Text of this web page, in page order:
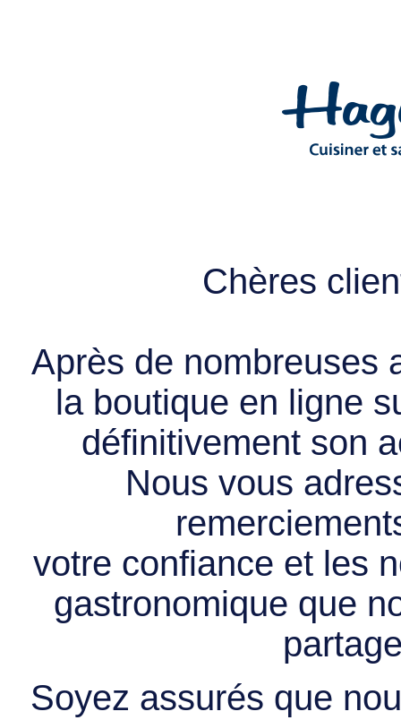
Chères
Après de nombreuses
la boutique en ligne
définitivement son
Nous vous
votre confiance et les
gastronomique que
Soyez assurés que